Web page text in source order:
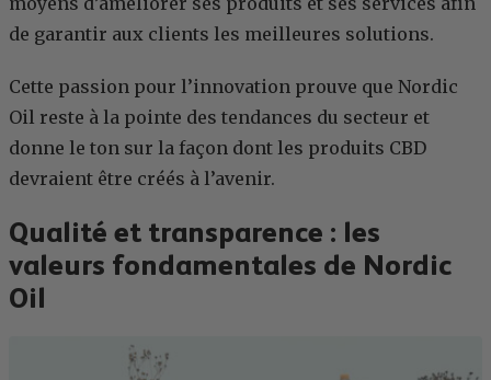
de garantir aux clients les meilleures solutions.
Cette passion pour l’innovation prouve que Nordic
Oil reste à la pointe des tendances du secteur et
donne le ton sur la façon dont les produits CBD
devraient être créés à l’avenir.
Qualité et transparence : les
valeurs fondamentales de Nordic
Oil